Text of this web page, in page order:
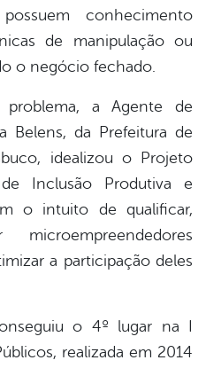
conhecimento
de manipulação ou
o negócio fechado.
problema, a Agente de
Belens, da Prefeitura de
idealizou o Projeto
Inclusão Produtiva e
o intuito de qualificar,
a participação deles
o 4º lugar na I
realizada em 2014